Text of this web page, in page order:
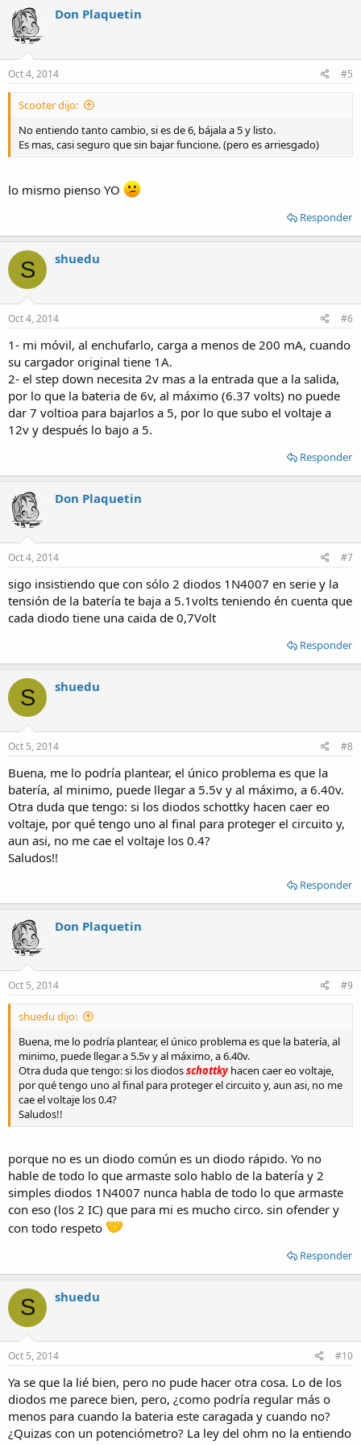
Don Plaquetin
Oct 4, 2014 #5
Scooter dijo:
No entiendo tanto cambio, si es de 6, bájala a 5 y listo.
Es mas, casi seguro que sin bajar funcione. (pero es arriesgado)
lo mismo pienso YO
Responder
S shuedu
Oct 4, 2014 #6
1- mi móvil, al enchufarlo, carga a menos de 200 mA, cuando
su cargador original tiene 1A.
2- el step down necesita 2v mas a la entrada que a la salida,
por lo que la bateria de 6v, al máximo (6.37 volts) no puede
dar 7 voltioa para bajarlos a 5, por lo que subo el voltaje a
12v y después lo bajo a 5.
Responder
Don Plaquetin
Oct 4, 2014 #7
sigo insistiendo que con sólo 2 diodos 1N4007 en serie y la
tensión de la batería te baja a 5.1volts teniendo én cuenta que
cada diodo tiene una caida de 0,7Volt
Responder
S shuedu
Oct 5, 2014 #8
Buena, me lo podría plantear, el único problema es que la
batería, al minimo, puede llegar a 5.5v y al máximo, a 6.40v.
Otra duda que tengo: si los diodos schottky hacen caer eo
voltaje, por qué tengo uno al final para proteger el circuito y,
aun asi, no me cae el voltaje los 0.4?
Saludos!!
Responder
Don Plaquetin
Oct 5, 2014 #9
shuedu dijo:
Buena, me lo podría plantear, el único problema es que la batería, al
minimo, puede llegar a 5.5v y al máximo, a 6.40v.
Otra duda que tengo: si los diodosschottkyhacen caer eo voltaje,
por qué tengo uno al final para proteger el circuito y, aun asi, no me
cae el voltaje los 0.4?
Saludos!!
porque no es un diodo común es un diodo rápido. Yo no
hable de todo lo que armaste solo hablo de la batería y 2
simples diodos 1N4007 nunca habla de todo lo que armaste
con eso (los 2 IC) que para mi es mucho circo. sin ofender y
con todo respeto
Responder
S shuedu
Oct 5, 2014 #10
Ya se que la lié bien, pero no pude hacer otra cosa. Lo de los
diodos me parece bien, pero, ¿como podría regular más o
menos para cuando la bateria este caragada y cuando no?
¿Quizas con un potenciómetro? La ley del ohm no la entiendo